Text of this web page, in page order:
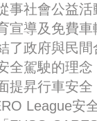
事社會公益
宣導及免費車
了政府與民間
全駕駛的理念
提昇行車安
League安